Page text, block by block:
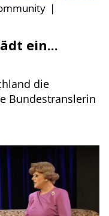
|
ein...
die
Bundestranslerin